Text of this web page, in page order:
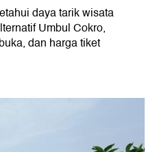
daya tarik wisata
Umbul Cokro,
dan harga tiket